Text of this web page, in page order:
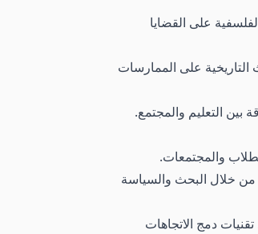
على القضايا
التاريخية على الممارسات
بين التعليم والمجتمع.
والمجتمعات.
من خلال البحث والسياسة
دمج الاتجاهات